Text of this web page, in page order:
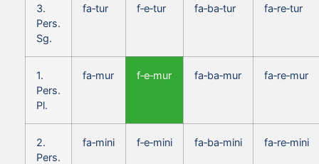
3.
Pers.
Sg.
fa‑tur f‑e‑tur fa‑ba‑tur fa‑re‑tur
1.
Pers.
Pl.
fa‑mur f‑e‑mur fa‑ba‑mur fa‑re‑mur
2.
Pers.
fa‑mini f‑e‑mini fa‑ba‑mini fa‑re‑mini